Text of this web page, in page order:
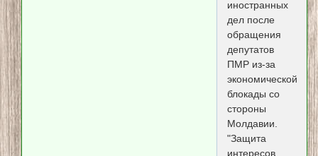
иностранных
дел после
обращения
депутатов
ПМР из-за
экономической
блокады со
стороны
Молдавии.
"Защита
интересов